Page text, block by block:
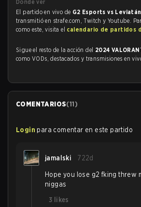
Dónde ver
El partido en vivo de G2 Esports vs
transmitió en strafe.com, Twitch y Youtube.
como este, visita el calendario de partidos
Sigue el resto de la acción del 2024
como VODs, destacados y transmisiones en
COMENTARIOS(11)
Login para comentar en este partido
jamalski 722d
Hope you lose g2 fking threw
niggas
3 likes